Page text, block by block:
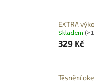
EXTRA
Skladem
329 Kč
Těsnění